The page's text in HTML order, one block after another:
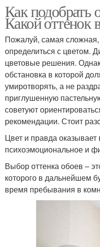
Как подобрать
Какой оттенок
Пожалуй, самая сложная,
определиться с цветом.
цветовые решения.
обстановка в которой
умиротворять, а не
приглушенную
советуют
рекомендации. Стоит
Цвет и правда
психоэмоциональное и
Выбор оттенка обоев –
которого в дальнейшем
время пребывания в